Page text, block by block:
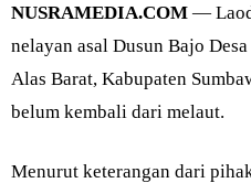
NUSRAMEDIA.COM —
nelayan asal Dusun Bajo
Alas Barat, Kabupaten
belum kembali dari melaut.
Menurut keterangan dari